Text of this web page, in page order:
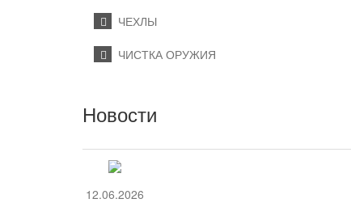
ЧЕХЛЫ
ЧИСТКА ОРУЖИЯ
Новости
12.06.2026